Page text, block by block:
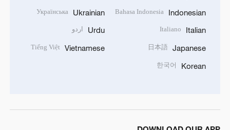
Indonesian
Bahasa Indonesia
Italian
Italiano
Japanese
日本語
Korean
한국어
Ukrainian
Українська
Urdu اردو
Vietnamese
Tiếng Việt